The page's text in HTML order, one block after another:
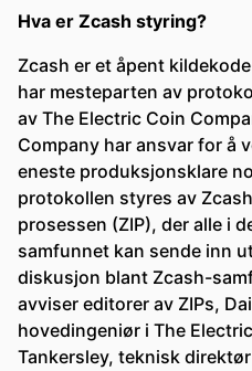
Hva er Zcash styring?
Zcash er et åpent
har mesteparten av
av The Electric Coin
Company har ansvar for å
eneste produksjonsklare
protokollen styres av
prosessen (ZIP), der alle i
samfunnet kan sende inn
diskusjon blant Zcash-
avviser editorer av ZIPs,
hovedingeniør i The
Tankersley, teknisk